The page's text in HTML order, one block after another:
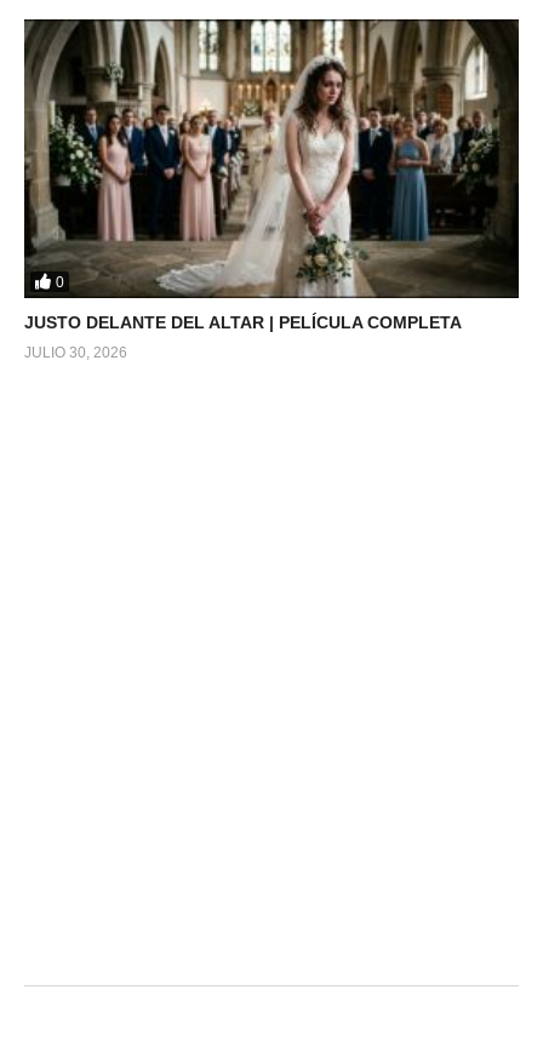
0
JUSTO DELANTE DEL ALTAR | PELÍCULA COMPLETA
JULIO 30, 2026